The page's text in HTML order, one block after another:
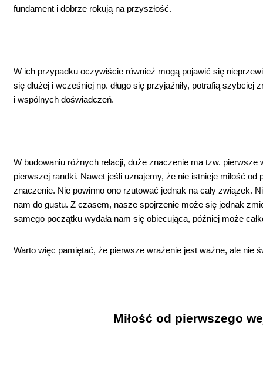
fundament i dobrze rokują na przyszłość.
W ich przypadku oczywiście również mogą pojawić się
się dłużej i wcześniej np. długo się przyjaźniły, potrafią
i wspólnych doświadczeń.
W budowaniu różnych relacji, duże znaczenie ma tzw.
pierwszej randki. Nawet jeśli uznajemy, że nie istnieje miłość
znaczenie. Nie powinno ono rzutować jednak na cały związek.
nam do gustu. Z czasem, nasze spojrzenie może się jednak
samego początku wydała nam się obiecująca, później może
Warto więc pamiętać, że pierwsze wrażenie jest ważne, ale nie
Miłość od pierwszego